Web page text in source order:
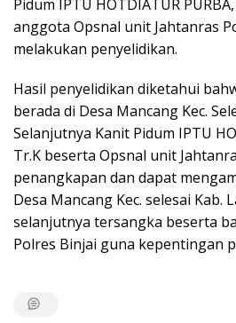
Pidum IPTU HOTDIATUR
anggota Opsnal unit Jahtanras
melakukan penyelidikan.
Hasil penyelidikan diketahui
berada di Desa Mancang Kec.
Selanjutnya Kanit Pidum IPTU
Tr.K beserta Opsnal unit
penangkapan dan dapat
Desa Mancang Kec. selesai Kab.
selanjutnya tersangka beserta
Polres Binjai guna kepentingan